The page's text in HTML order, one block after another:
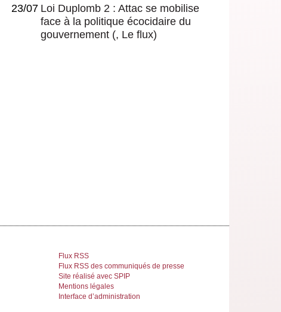
23/07 Loi Duplomb 2 : Attac se mobilise
face à la politique écocidaire du
gouvernement (, Le flux)
Flux RSS
Flux RSS des communiqués de presse
Site réalisé avec SPIP
Mentions légales
Interface d’administration